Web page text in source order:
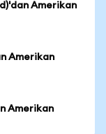
Amerikan
Amerikan
Amerikan